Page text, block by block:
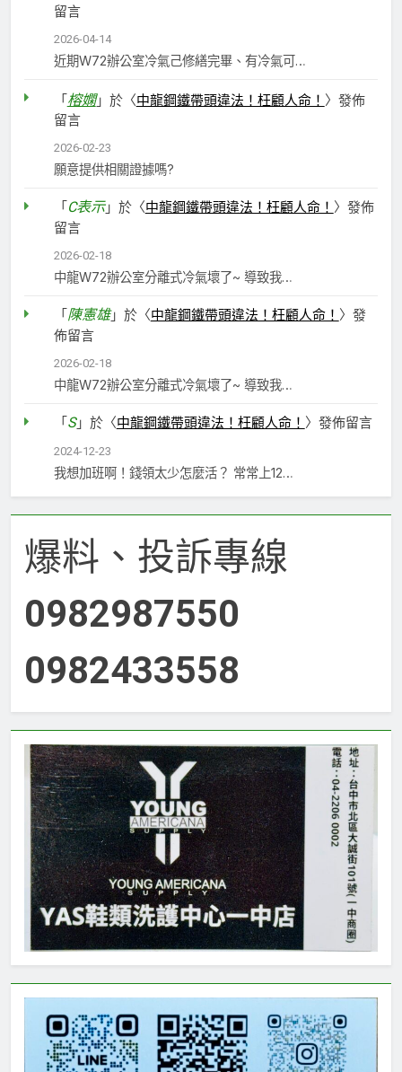
留言
2026-04-14
近期W72辦公室冷氣己修繕完畢、有冷氣可…
「 榕嫻」於〈中龍鋼鐵帶頭違法！枉顧人命！ 〉發佈
留言
2026-02-23
願意提供相關證據嗎?
「 C表示」於〈中龍鋼鐵帶頭違法！枉顧人命！ 〉發佈
留言
2026-02-18
中龍W72辦公室分離式冷氣壞了~ 導致我…
「 陳憲雄」於〈中龍鋼鐵帶頭違法！枉顧人命！ 〉發
佈留言
2026-02-18
中龍W72辦公室分離式冷氣壞了~ 導致我…
「 S」於〈中龍鋼鐵帶頭違法！枉顧人命！ 〉發佈留言
2024-12-23
我想加班啊！錢領太少怎麼活？ 常常上12…
爆料、投訴專線
0982987550
0982433558